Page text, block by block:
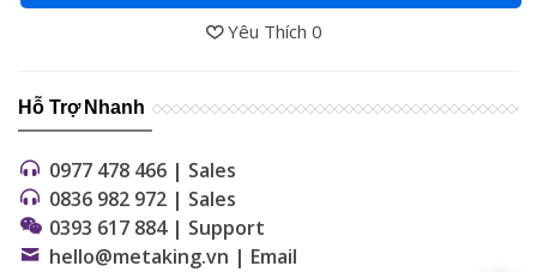
Yêu Thích 0
Hỗ Trợ Nhanh
0977 478 466 | Sales
0836 982 972 | Sales
0393 617 884 | Support
hello@metaking.vn | Email